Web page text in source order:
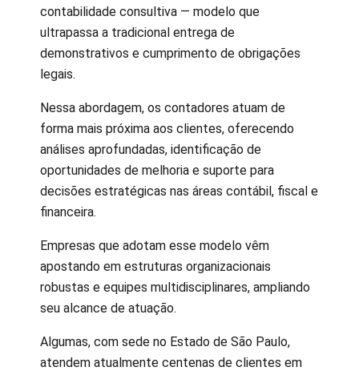
contabilidade consultiva — modelo que
ultrapassa a tradicional entrega de
demonstrativos e cumprimento de obrigações
legais.
Nessa abordagem, os contadores atuam de
forma mais próxima aos clientes, oferecendo
análises aprofundadas, identificação de
oportunidades de melhoria e suporte para
decisões estratégicas nas áreas contábil, fiscal e
financeira.
Empresas que adotam esse modelo vêm
apostando em estruturas organizacionais
robustas e equipes multidisciplinares, ampliando
seu alcance de atuação.
Algumas, com sede no Estado de São Paulo,
atendem atualmente centenas de clientes em